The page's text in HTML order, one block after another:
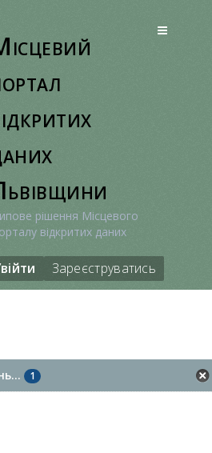
рішення Місцевого
відкритих даних
Зареєструватись
1